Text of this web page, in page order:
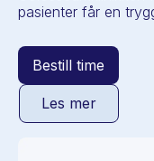
pasienter får en
Bestill time
Les mer